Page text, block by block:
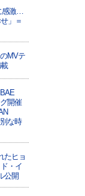
感激…
」＝
MVテ
開催
な時
たヒョ
・イ
公開